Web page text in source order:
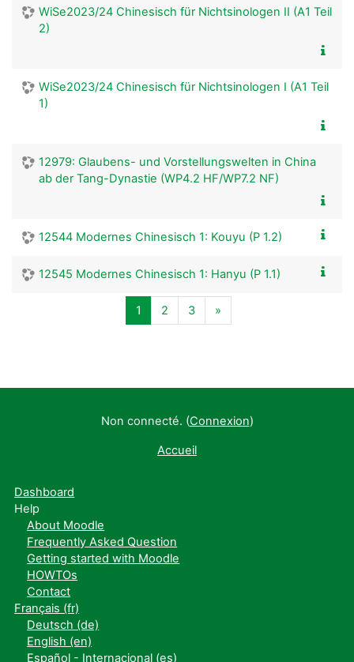
WiSe2023/24 Chinesisch für Nichtsinologen II (A1 Teil
2)
WiSe2023/24 Chinesisch für Nichtsinologen I (A1 Teil
1)
12979: Glaubens- und Vorstellungswelten in China
ab der Tang-Dynastie (WP4.2 HF/WP7.2 NF)
12544 Modernes Chinesisch 1: Kouyu (P 1.2)
12545 Modernes Chinesisch 1: Hanyu (P 1.1)
1 Page 1
2Page 2
3Page 3
»Page suivante
Non connecté. (Connexion)
Accueil
Dashboard
Help
About Moodle
Frequently Asked Question
Getting started with Moodle
HOWTOs
Contact
Français ‎(fr)‎
Deutsch ‎(de)‎
English ‎(en)‎
Español - Internacional ‎(es)‎